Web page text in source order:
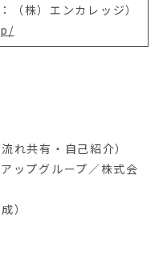
（株）エンカレッジ）
れ共有・自己紹介）
ップグループ／株式会
）